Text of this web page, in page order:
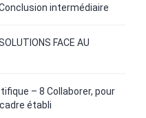
intermédiaire
FACE AU
– 8 Collaborer, pour
établi